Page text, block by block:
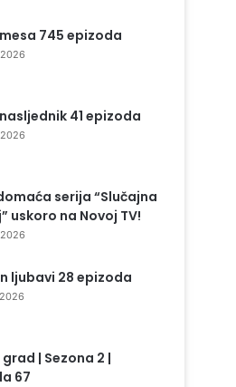
745 epizoda
41 epizoda
serija “Slučajna
uskoro na Novoj TV!
ljubavi 28 epizoda
| Sezona 2 |
67